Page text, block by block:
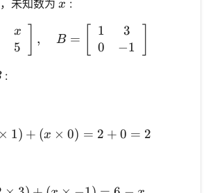
未知数为x
x :
x
5
, B =
1
0
3
−1
B
:
c_{11}=(2 \times 1)+(x
× 1) + (x × 0) = 2 + 0 = 2